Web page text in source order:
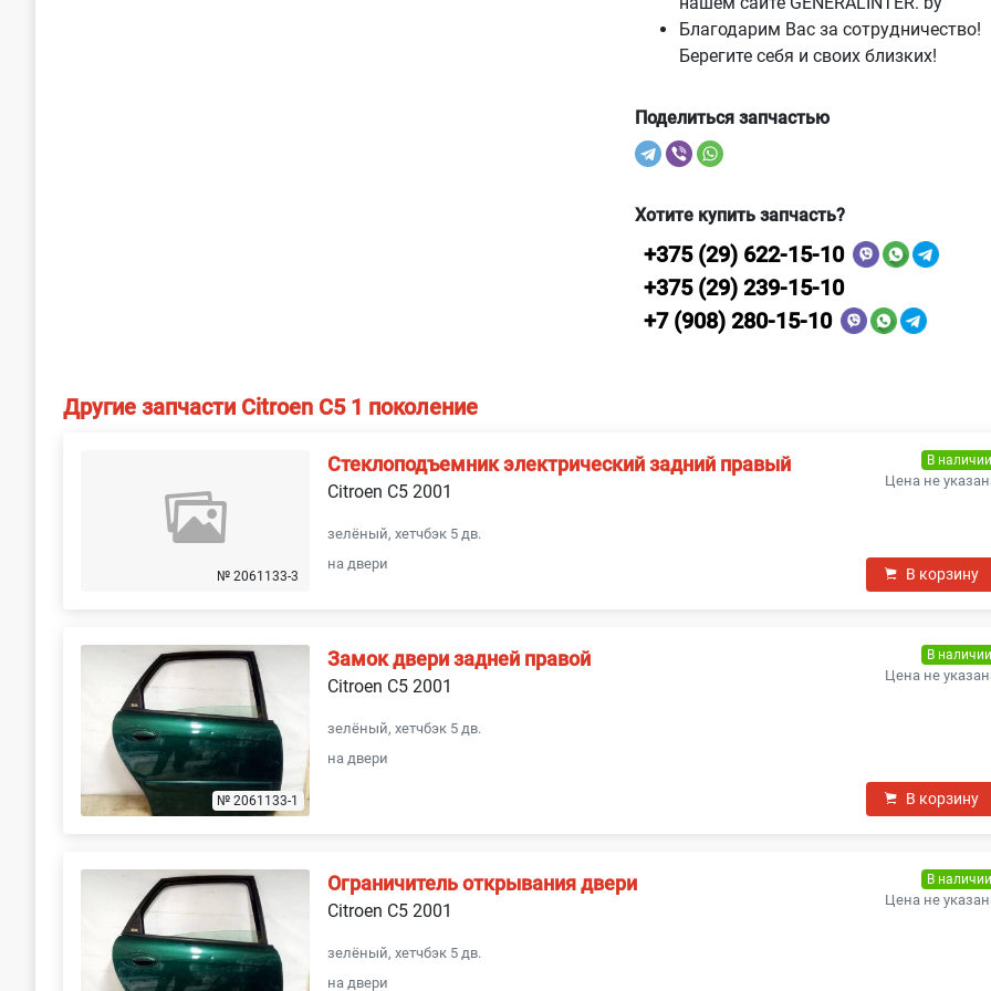
Благодарим Вас за сотрудничество!
Берегите себя и своих близких!
Поделиться запчастью
Хотите купить запчасть?
+375 (29) 622-15-10
+375 (29) 239-15-10
+7 (908) 280-15-10
Другие запчасти Citroen C5 1 поколение
№ 2061133-3
Стеклоподъемник электрический задний правый
Citroen C5 2001
зелёный, хетчбэк 5 дв.
на двери
В
Цена не
В корзину
№ 2061133-1
Замок двери задней правой
Citroen C5 2001
зелёный, хетчбэк 5 дв.
на двери
В
Цена не
В корзину
Ограничитель открывания двери
Citroen C5 2001
зелёный, хетчбэк 5 дв.
на двери
В
Цена не